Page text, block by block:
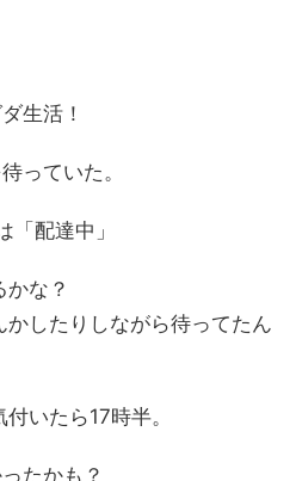
生活！
っていた。
配達中」
な？
かしたりしながら待ってたん
いたら17時半。
たかも？